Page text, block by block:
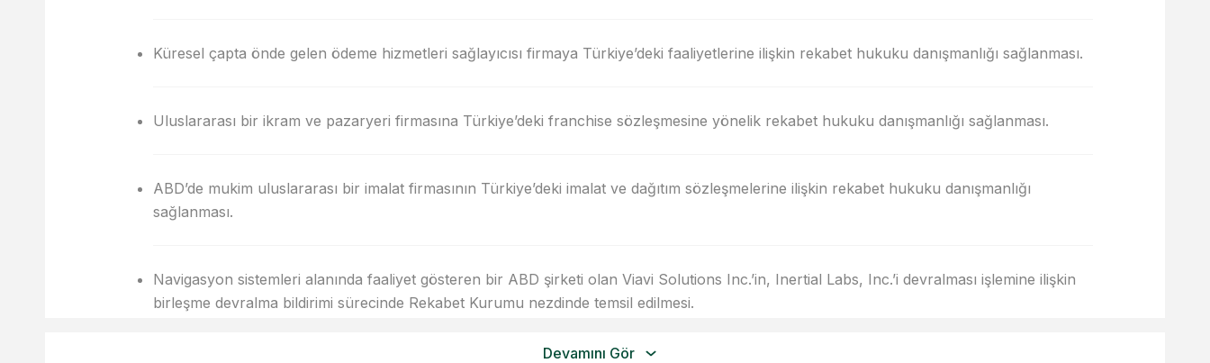
Küresel çapta önde gelen ödeme hizmetleri sağlayıcısı firmaya Türkiye’deki faaliyetlerine ilişkin rekabet hukuku danışmanlığı sağlanması.
Uluslararası bir ikram ve pazaryeri firmasına Türkiye’deki franchise sözleşmesine yönelik rekabet hukuku danışmanlığı sağlanması.
ABD’de mukim uluslararası bir imalat firmasının Türkiye’deki imalat ve dağıtım sözleşmelerine ilişkin rekabet hukuku danışmanlığı
sağlanması.
Navigasyon sistemleri alanında faaliyet gösteren bir ABD şirketi olan Viavi Solutions Inc.’in, Inertial Labs, Inc.’i devralması işlemine ilişkin
birleşme devralma bildirimi sürecinde Rekabet Kurumu nezdinde temsil edilmesi.
Devamını Gör